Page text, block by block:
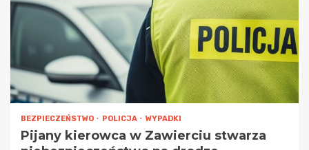
BEZPIECZEŃSTWO POLICJA WYPADKI
Pijany kierowca w Zawierciu stwarza